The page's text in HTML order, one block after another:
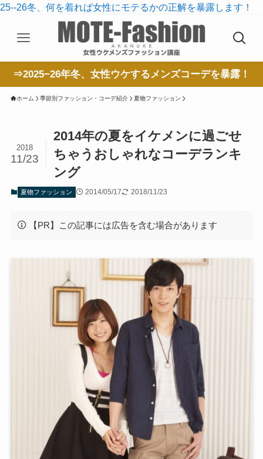
25--26冬、何を着れば女性にモテるかの正解を暴露します！
⇒2025−26年冬、女性ウケするメンズコーデを暴露！
ホーム 季節別ファッション・コーデ紹介 夏物ファッション
2014年の夏をイケメンに過ごせ
ちゃうおしゃれなコーデランキ
ング
2018
11/23
夏物ファッション 2014/05/17 2018/11/23
【PR】この記事には広告を含む場合があります